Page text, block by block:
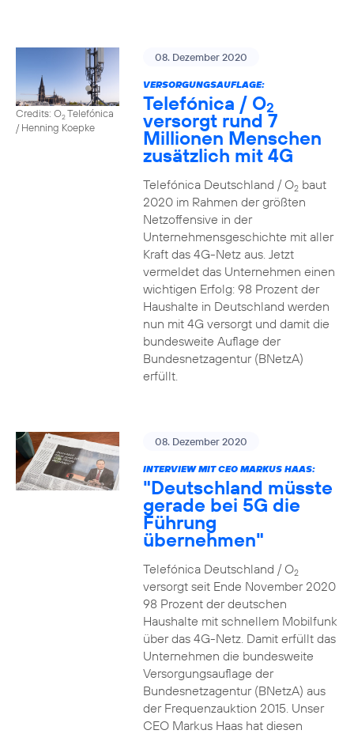
Credits: O2Telefónica
/ Henning Koepke
08. Dezember 2020
VERSORGUNGSAUFLAGE:
Telefónica / O2
versorgt rund 7
Millionen Menschen
zusätzlich mit 4G
Telefónica Deutschland / O2baut
2020 im Rahmen der größten
Netzoffensive in der
Unternehmensgeschichte mit aller
Kraft das 4G-Netz aus. Jetzt
vermeldet das Unternehmen einen
wichtigen Erfolg: 98 Prozent der
Haushalte in Deutschland werden
nun mit 4G versorgt und damit die
bundesweite Auflage der
Bundesnetzagentur (BNetzA)
erfüllt.
08. Dezember 2020
INTERVIEW MIT CEO MARKUS HAAS:
"Deutschland müsste
gerade bei 5G die
Führung
übernehmen"
Telefónica Deutschland / O2
versorgt seit Ende November 2020
98 Prozent der deutschen
Haushalte mit schnellem Mobilfunk
über das 4G-Netz. Damit erfüllt das
Unternehmen die bundesweite
Versorgungsauflage der
Bundesnetzagentur (BNetzA) aus
der Frequenzauktion 2015. Unser
CEO Markus Haas hat diesen